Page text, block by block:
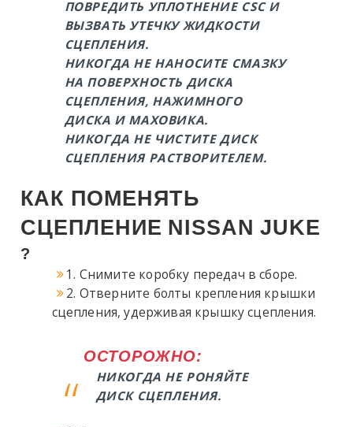
ПОВРЕДИТЬ УПЛОТНЕНИЕ CSC И
ВЫЗВАТЬ УТЕЧКУ ЖИДКОСТИ
СЦЕПЛЕНИЯ.
НИКОГДА НЕ НАНОСИТЕ СМАЗКУ
НА ПОВЕРХНОСТЬ ДИСКА
СЦЕПЛЕНИЯ, НАЖИМНОГО
ДИСКА И МАХОВИКА.
НИКОГДА НЕ ЧИСТИТЕ ДИСК
СЦЕПЛЕНИЯ РАСТВОРИТЕЛЕМ.
КАК ПОМЕНЯТЬ
СЦЕПЛЕНИЕ NISSAN JUKE
?
1. Снимите коробку передач в сборе.
2. Отверните болты крепления крышки
сцепления, удерживая крышку сцепления.
ОСТОРОЖНО:
НИКОГДА НЕ РОНЯЙТЕ
ДИСК СЦЕПЛЕНИЯ.